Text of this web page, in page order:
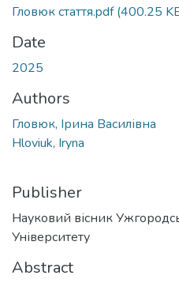
Гловюк стаття.pdf(400.25
Date
2025
Authors
Гловюк, Ірина Василівна
Hloviuk, Iryna
Publisher
Науковий вісник
Університету
Abstract